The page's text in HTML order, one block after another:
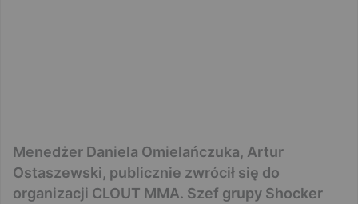
Menedżer Daniela Omielańczuka, Artur
Ostaszewski, publicznie zwrócił się do
organizacji CLOUT MMA. Szef grupy Shocker